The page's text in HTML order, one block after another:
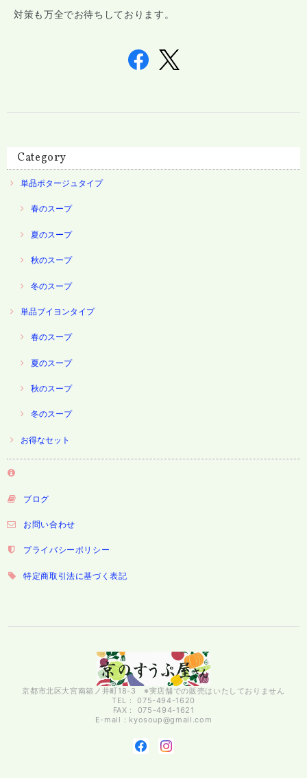
対策も万全でお待ちしております。
Category
単品ポタージュタイプ
春のスープ
夏のスープ
秋のスープ
冬のスープ
単品ブイヨンタイプ
春のスープ
夏のスープ
秋のスープ
冬のスープ
お得なセット
ブログ
お問い合わせ
プライバシーポリシー
特定商取引法に基づく表記
京都市北区大宮南箱ノ井町18-3 ※実店舗での販売はいたしておりません
TEL： 075-494-1620
FAX： 075-494-1621
E-mail： kyosoup@gmail.com